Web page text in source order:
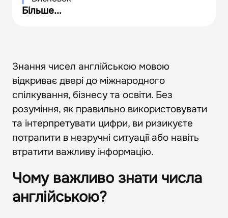
Більше...
Знання чисел англійською мовою
відкриває двері до міжнародного
спілкування, бізнесу та освіти. Без
розуміння, як правильно використовувати
та інтерпретувати цифри, ви ризикуєте
потрапити в незручні ситуації або навіть
втратити важливу інформацію.
Чому важливо знати числа
англійською?